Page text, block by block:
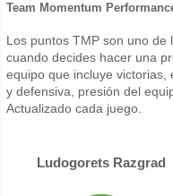
Team Momentum
Los puntos TMP son uno
cuando decides hacer una
equipo que incluye
y defensiva, presión del
Actualizado cada juego.
Ludogorets Razgrad